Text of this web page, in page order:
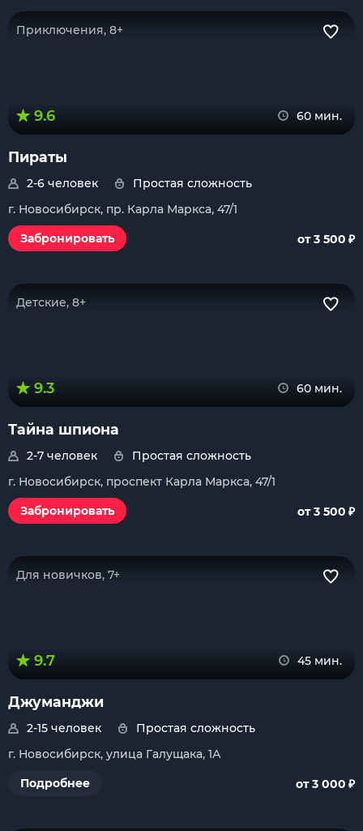
Приключения, 8+
9.6 60 мин.
Пираты
2-6 человек
Простая сложность
г. Новосибирск, пр. Карла Маркса, 47/1
Забронировать
от 3 500 ₽
Детские, 8+
9.3 60 мин.
Тайна шпиона
2-7 человек
Простая сложность
г. Новосибирск, проспект Карла Маркса, 47/1
Забронировать
от 3 500 ₽
Для новичков, 7+
9.7 45 мин.
Джуманджи
2-15 человек
Простая сложность
г. Новосибирск, улица Галущака, 1А
Подробнее
от 3 000 ₽